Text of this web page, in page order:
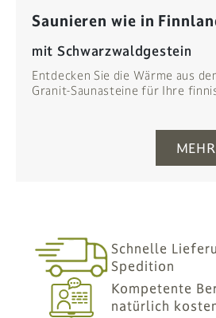
Saunieren wie in
mit Schwarzwaldgestein
Entdecken Sie die Wärme aus
Granit-Saunasteine für Ihre
Schnelle
Spedition
Kompetente
natürlich